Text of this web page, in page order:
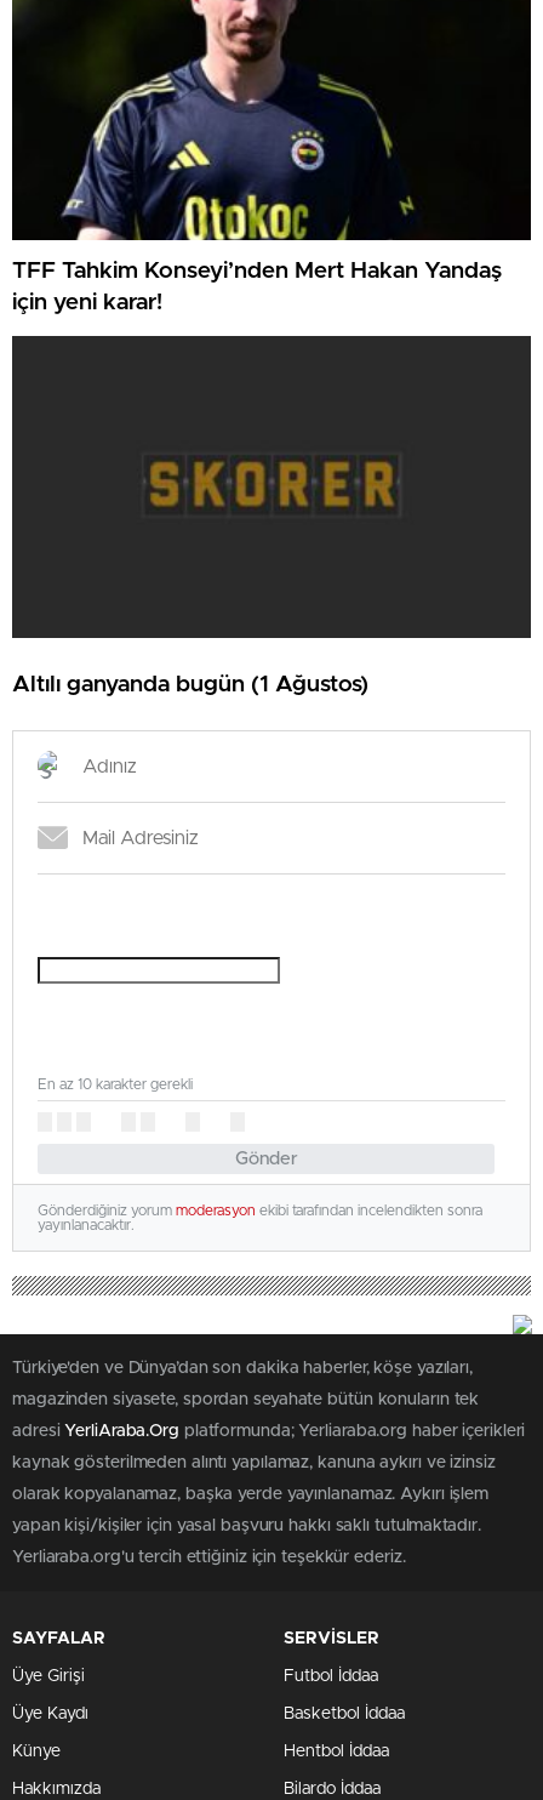
TFF Tahkim Konseyi’nden Mert Hakan Yandaş
için yeni karar!
Altılı ganyanda bugün (1 Ağustos)
Gönder
En az 10 karakter gerekli
Gönderdiğiniz yorum moderasyon ekibi tarafından incelendikten sonra
yayınlanacaktır.
Türkiye'den ve Dünya’dan son dakika haberler, köşe yazıları,
magazinden siyasete, spordan seyahate bütün konuların tek
adresi YerliAraba.Org platformunda; Yerliaraba.org haber içerikleri
kaynak gösterilmeden alıntı yapılamaz, kanuna aykırı ve izinsiz
olarak kopyalanamaz, başka yerde yayınlanamaz. Aykırı işlem
yapan kişi/kişiler için yasal başvuru hakkı saklı tutulmaktadır.
Yerliaraba.org'u tercih ettiğiniz için teşekkür ederiz.
SAYFALAR
Üye Girişi
Üye Kaydı
Künye
Hakkımızda
SERVİSLER
Futbol İddaa
Basketbol İddaa
Hentbol İddaa
Bilardo İddaa